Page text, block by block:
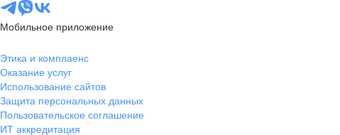
Мобильное приложение
Этика и комплаенс
Оказание услуг
Использование сайтов
Защита персональных данных
Пользовательское соглашение
ИТ аккредитация